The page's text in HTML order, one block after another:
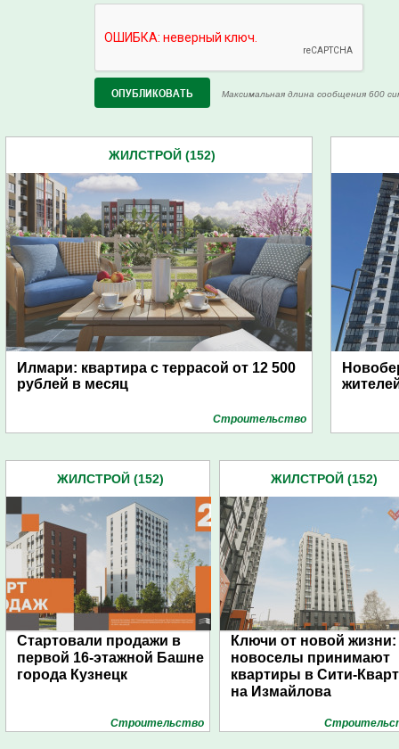
Максимальная длина сообщения 600
ЖИЛСТРОЙ (152)
Илмари: квартира с террасой от 12 500
рублей в месяц
Строительство
ЖИЛСТРОЙ (152)
Стартовали продажи в
первой 16-этажной Башне
города Кузнецк
Строительство
ЖИЛСТРОЙ (152)
Ключи от новой жизни:
новоселы принимают
квартиры в Сити-
на Измайлова